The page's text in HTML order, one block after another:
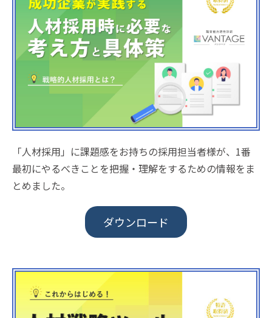
「人材採用」に課題感をお持ちの採用担当者様が、1番
最初にやるべきことを把握・理解をするための情報をま
とめました。
ダウンロード